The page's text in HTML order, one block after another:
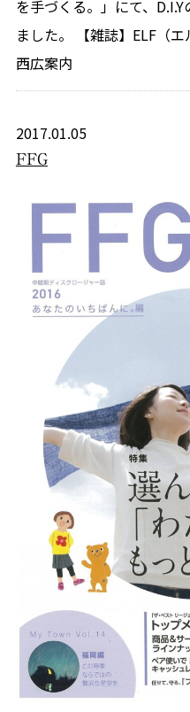
を手づくる。」にて、
ました。 【雑誌】ELF（
西広案内
2017.01.05
FFG